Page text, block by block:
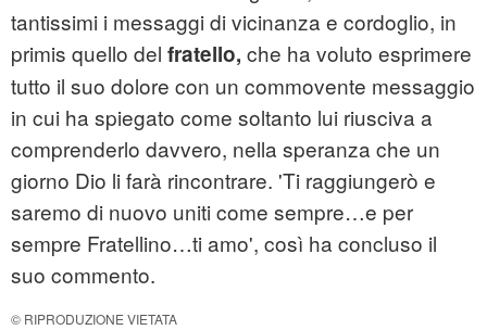
tantissimi i messaggi di vicinanza e cordoglio, in
primis quello del fratello, che ha voluto esprimere
tutto il suo dolore con un commovente messaggio
in cui ha spiegato come soltanto lui riusciva a
comprenderlo davvero, nella speranza che un
giorno Dio li farà rincontrare. 'Ti raggiungerò e
saremo di nuovo uniti come sempre…e per
sempre Fratellino…ti amo', così ha concluso il
suo commento.
© RIPRODUZIONE VIETATA